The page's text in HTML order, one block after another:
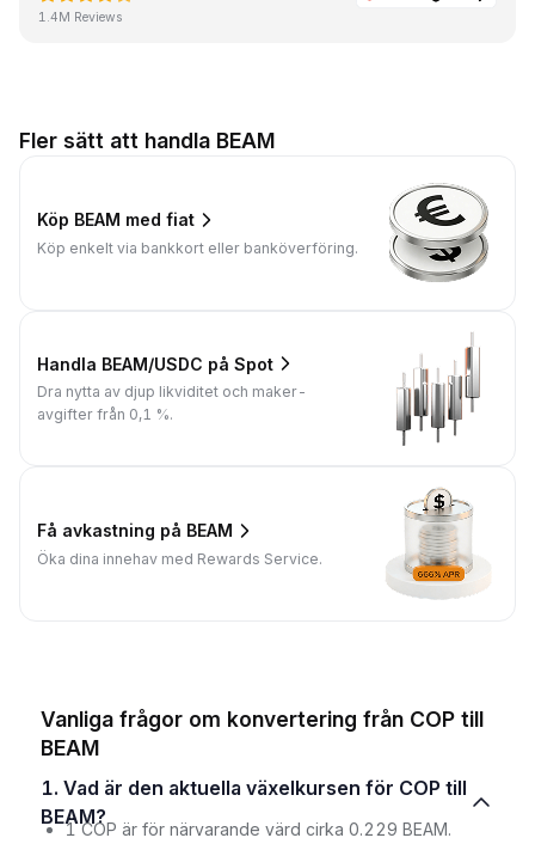
1.4M Reviews
Fler sätt att handla BEAM
Köp BEAM med fiat
Köp enkelt via bankkort eller banköverföring.
Handla BEAM/USDC på Spot
Dra nytta av djup likviditet och maker-
avgifter från 0,1 %.
Få avkastning på BEAM
Öka dina innehav med Rewards Service.
Vanliga frågor om konvertering från COP till
BEAM
1. Vad är den aktuella växelkursen för COP till
BEAM?
1 COP är för närvarande värd cirka 0.229 BEAM.